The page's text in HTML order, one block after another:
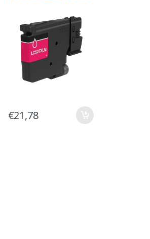
LC527XLM/LC527M
€21,78